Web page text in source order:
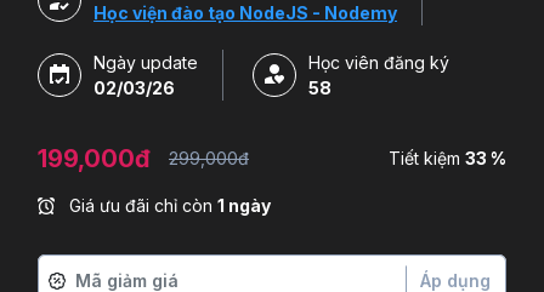
Học viện đào tạo NodeJS - Nodemy
Ngày update
02/03/26
Học viên đăng ký
58
199,000đ 299,000đ Tiết kiệm 33 %
Giá ưu đãi chỉ còn 1 ngày
Áp dụng